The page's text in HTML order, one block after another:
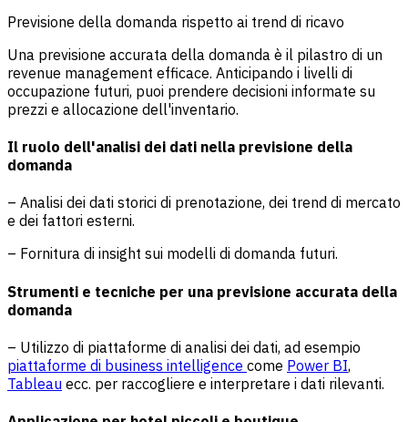
Previsione della domanda rispetto ai trend di ricavo
Una previsione accurata della domanda è il pilastro di un
revenue management efficace. Anticipando i livelli di
occupazione futuri, puoi prendere decisioni informate su
prezzi e allocazione dell'inventario.
Il ruolo dell'analisi dei dati nella previsione della
domanda
– Analisi dei dati storici di prenotazione, dei trend di mercato
e dei fattori esterni.
– Fornitura di insight sui modelli di domanda futuri.
Strumenti e tecniche per una previsione accurata della
domanda
– Utilizzo di piattaforme di analisi dei dati, ad esempio
piattaforme di business intelligence come Power BI,
Tableau ecc. per raccogliere e interpretare i dati rilevanti.